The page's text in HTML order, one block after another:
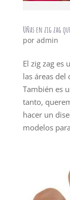
Uñas en zig zag
por admin
El zig zag es
las áreas del
También es
tanto,
hacer un
modelos